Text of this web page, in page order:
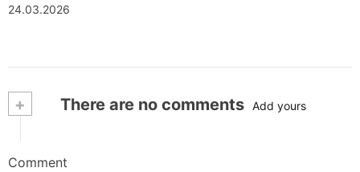
24.03.2026
+ There are no comments Add yours
Comment